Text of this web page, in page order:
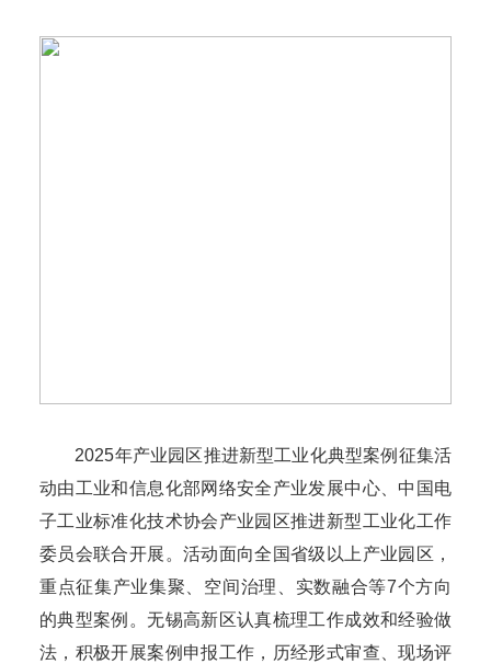
2025年产业园区推进新型工业化典型案例征集活
动由工业和信息化部网络安全产业发展中心、中国电
子工业标准化技术协会产业园区推进新型工业化工作
委员会联合开展。活动面向全国省级以上产业园区，
重点征集产业集聚、空间治理、实数融合等7个方向
的典型案例。无锡高新区认真梳理工作成效和经验做
法，积极开展案例申报工作，历经形式审查、现场评